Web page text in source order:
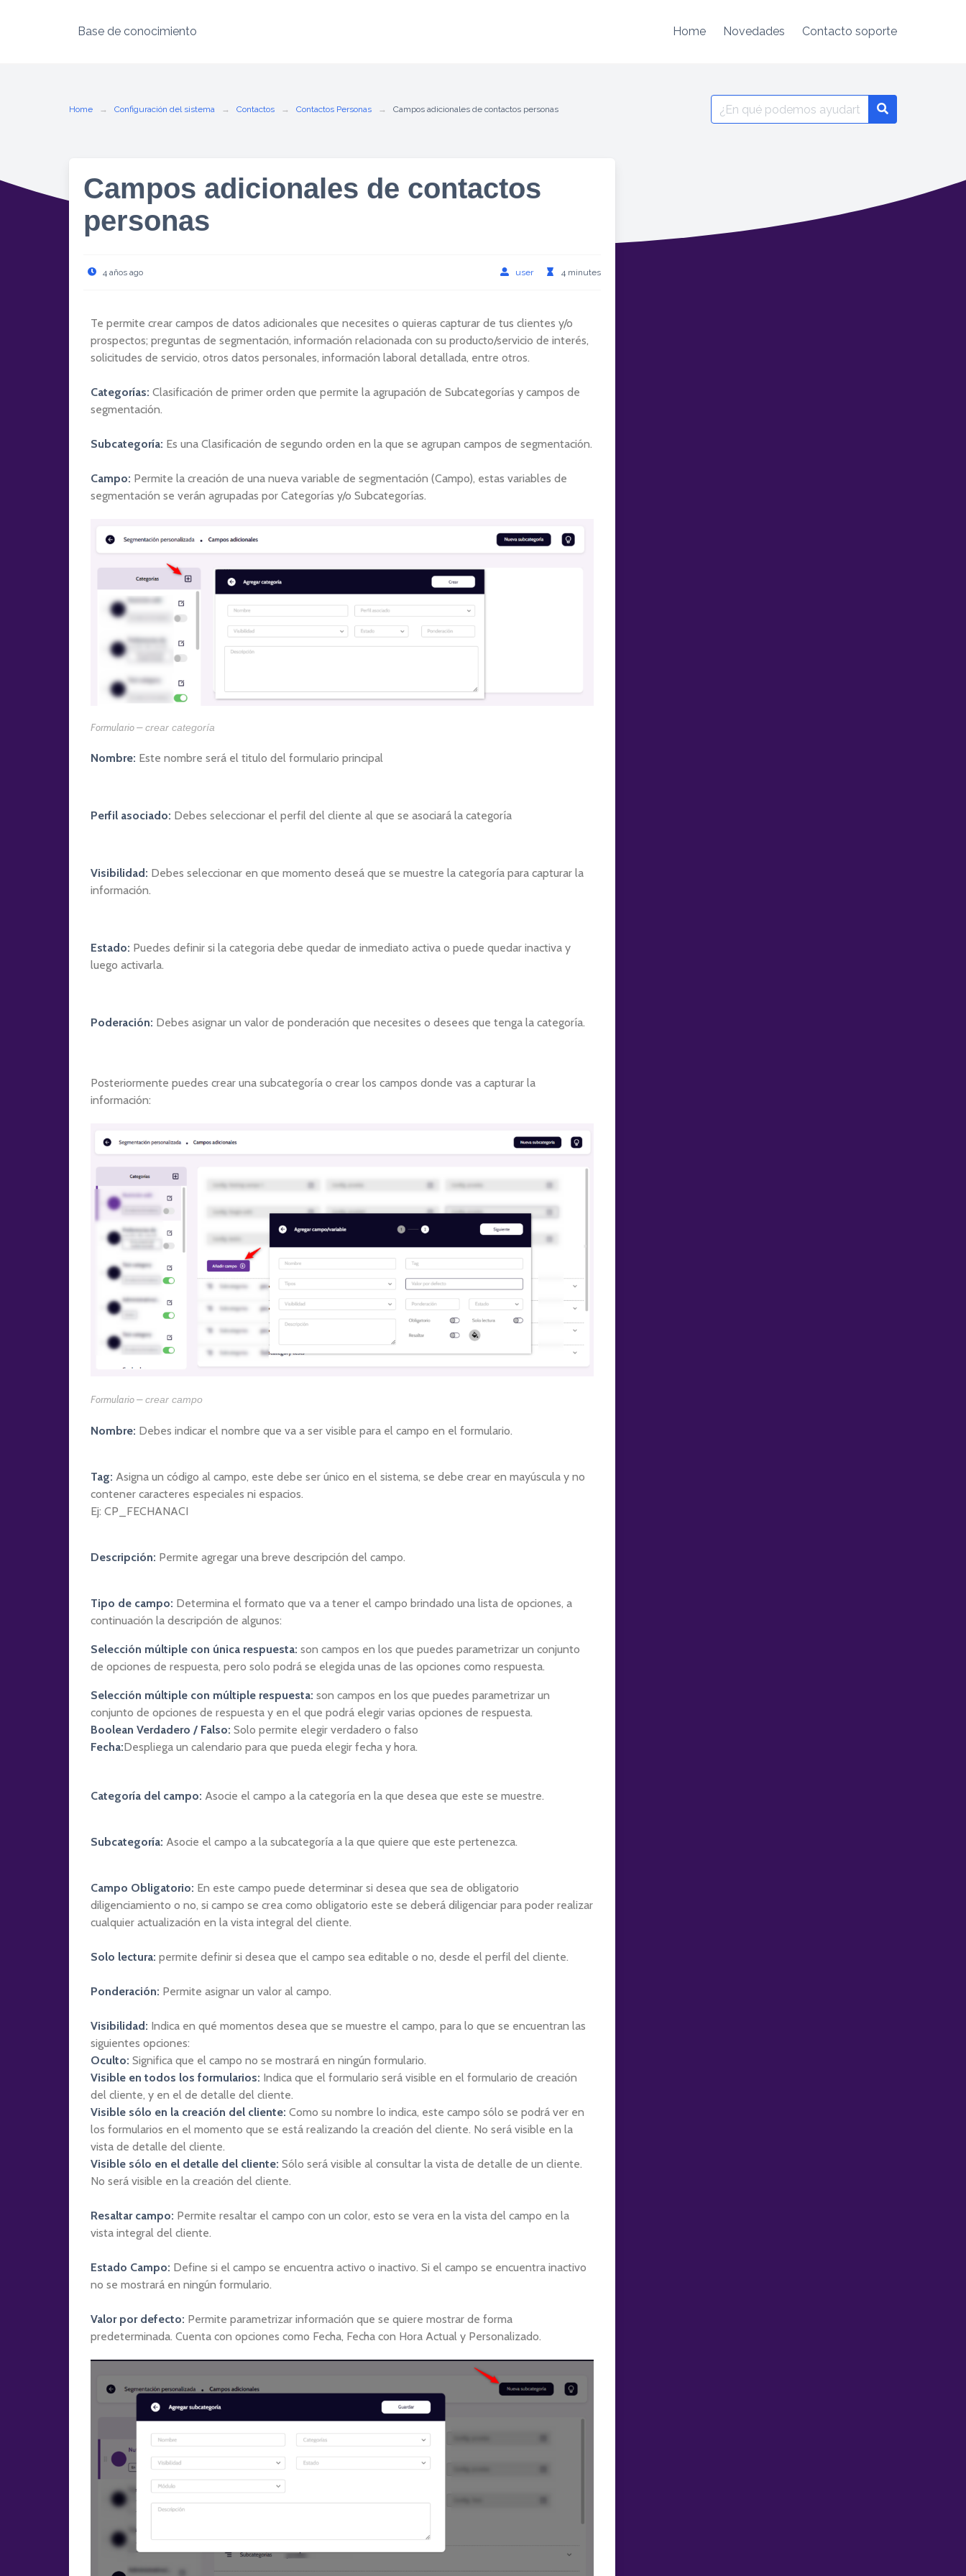
Base de conocimiento Home Novedades Contacto soporte
Home Configuración del sistema Contactos Contactos Personas Campos adicionales de contactos personas
Campos adicionales de contactos
personas
4 años ago user 4 minutes
Te permite crear campos de datos adicionales que necesites o quieras capturar de tus clientes y/o
prospectos; preguntas de segmentación, información relacionada con su producto/servicio de interés,
solicitudes de servicio, otros datos personales, información laboral detallada, entre otros.
Categorías: Clasificación de primer orden que permite la agrupación de Subcategorías y campos de
segmentación.
Subcategoría: Es una Clasificación de segundo orden en la que se agrupan campos de segmentación.
Campo: Permite la creación de una nueva variable de segmentación (Campo), estas variables de
segmentación se verán agrupadas por Categorías y/o Subcategorías.
Formulario –crear categoría
Nombre: Este nombre será el titulo del formulario principal
Perfil asociado: Debes seleccionar el perfil del cliente al que se asociará la categoría
Visibilidad: Debes seleccionar en que momento deseá que se muestre la categoría para capturar la
información.
Estado: Puedes definir si la categoria debe quedar de inmediato activa o puede quedar inactiva y
luego activarla.
Poderación: Debes asignar un valor de ponderación que necesites o desees que tenga la categoría.
Posteriormente puedes crear una subcategoría o crear los campos donde vas a capturar la
información:
Formulario –crear campo
Nombre: Debes indicar el nombre que va a ser visible para el campo en el formulario.
Tag: Asigna un código al campo, este debe ser único en el sistema, se debe crear en mayúscula y no
contener caracteres especiales ni espacios.
Ej: CP_FECHANACI
Descripción: Permite agregar una breve descripción del campo.
Tipo de campo: Determina el formato que va a tener el campo brindado una lista de opciones, a
continuación la descripción de algunos:
Selección múltiple con única respuesta: son campos en los que puedes parametrizar un conjunto
de opciones de respuesta, pero solo podrá se elegida unas de las opciones como respuesta.
Selección múltiple con múltiple respuesta: son campos en los que puedes parametrizar un
conjunto de opciones de respuesta y en el que podrá elegir varias opciones de respuesta.
Boolean Verdadero / Falso: Solo permite elegir verdadero o falso
Fecha:Despliega un calendario para que pueda elegir fecha y hora.
Categoría del campo: Asocie el campo a la categoría en la que desea que este se muestre.
Subcategoría: Asocie el campo a la subcategoría a la que quiere que este pertenezca.
Campo Obligatorio: En este campo puede determinar si desea que sea de obligatorio
diligenciamiento o no, si campo se crea como obligatorio este se deberá diligenciar para poder realizar
cualquier actualización en la vista integral del cliente.
Solo lectura: permite definir si desea que el campo sea editable o no, desde el perfil del cliente.
Ponderación: Permite asignar un valor al campo.
Visibilidad: Indica en qué momentos desea que se muestre el campo, para lo que se encuentran las
siguientes opciones:
Oculto: Significa que el campo no se mostrará en ningún formulario.
Visible en todos los formularios: Indica que el formulario será visible en el formulario de creación
del cliente, y en el de detalle del cliente.
Visible sólo en la creación del cliente: Como su nombre lo indica, este campo sólo se podrá ver en
los formularios en el momento que se está realizando la creación del cliente. No será visible en la
vista de detalle del cliente.
Visible sólo en el detalle del cliente: Sólo será visible al consultar la vista de detalle de un cliente.
No será visible en la creación del cliente.
Resaltar campo: Permite resaltar el campo con un color, esto se vera en la vista del campo en la
vista integral del cliente.
Estado Campo: Define si el campo se encuentra activo o inactivo. Si el campo se encuentra inactivo
no se mostrará en ningún formulario.
Valor por defecto: Permite parametrizar información que se quiere mostrar de forma
predeterminada. Cuenta con opciones como Fecha, Fecha con Hora Actual y Personalizado.